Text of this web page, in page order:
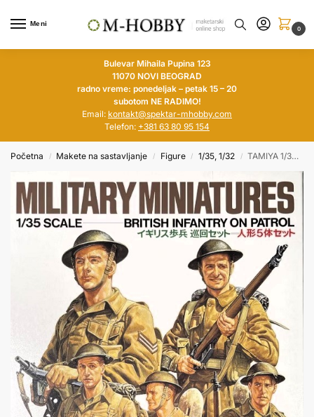
Meni
0
Bulevar Mihaila Pupina 123
11070 NOVI BEOGRAD
radno vreme: ponedeljak – petak 15 – 20
subotom NE RADIMO!
Email: kontakt@spektar-mhobby.com
Telefon: +381 63 80 95 154
Početna / Makete na sastavljanje / Figure / 1/35, 1/32 / TAMIYA 1/35 British Infantry On Patrol